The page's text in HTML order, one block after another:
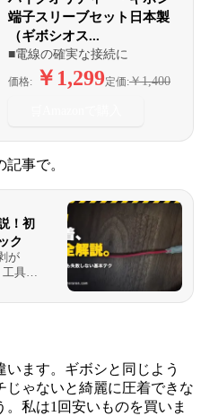
端子スリーブセット日本製
（ギボシオス...
■電線の確実な接続に
価格: ￥1,299定価:￥1,400
事で。
！初
ク
が
具と
ポイ
の残
ます。ギボシと同じよう
じゃないと綺麗に圧着できな
私は1回安いものを買いま